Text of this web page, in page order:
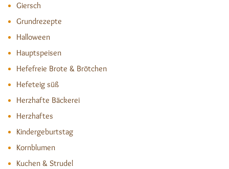
Giersch
Grundrezepte
Halloween
Hauptspeisen
Hefefreie Brote & Brötchen
Hefeteig süß
Herzhafte Bäckerei
Herzhaftes
Kindergeburtstag
Kornblumen
Kuchen & Strudel